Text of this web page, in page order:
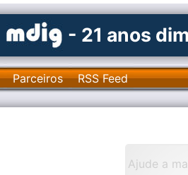
- 21 anos
Parceiros RSS Feed
Ajude a